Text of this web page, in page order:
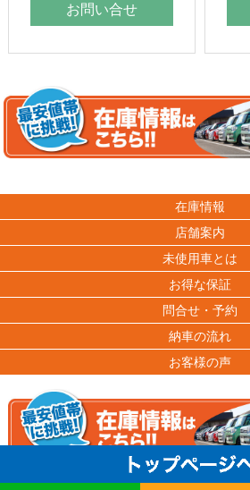
お問い合せ
在庫情報
店舗案内
未使用車とは
お得な保証
問合せ・予約
納車の流れ
お客様の声